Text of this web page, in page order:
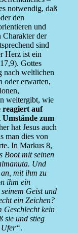
notwendig, daß
den
und
Charakter der
sind
Herz ist ein
Gottes
nach weltlichen
oder erwarten,
weitergibt, wie
reagiert auf
zum
hat Jesus auch
man dies von
In Markus 8,
Boot mit seinen
Und
mit ihm zu
ihm ein
Geist und
ein Zeichen?
Geschlecht kein
sie und stieg
Ufer“.